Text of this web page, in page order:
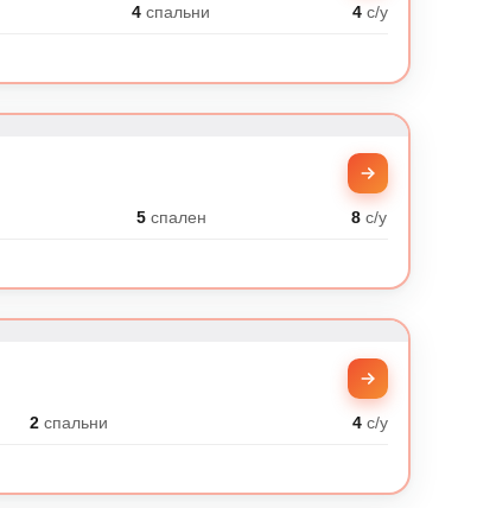
4спальни 4с/у
5 спален 8 с/у
2 спальни 4с/у